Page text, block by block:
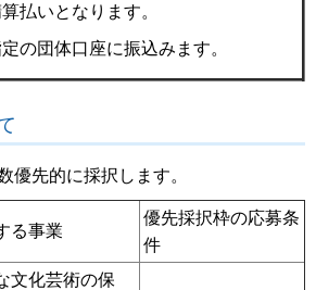
払いとなります。
の団体口座に振込みます。
優先的に採択します。
る事業
優先採択枠の応募条
件
文化芸術の保